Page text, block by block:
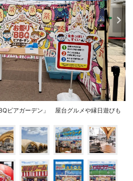
ビアガーデン」 屋台グルメや縁日遊びも